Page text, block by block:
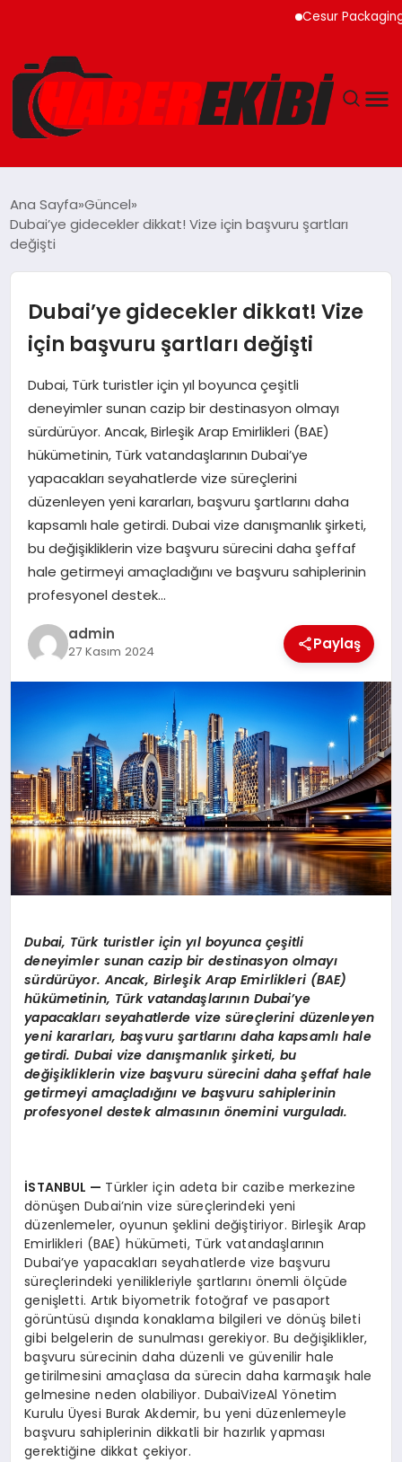
Cesur Packaging,
GÜNCEL
MAGAZIN
SAĞLIK
TEKNOLOJI
YAŞAM
Ana Sayfa Güncel
Dubai’ye gidecekler dikkat! Vize için başvuru şartları
değişti
Dubai’ye gidecekler dikkat! Vize
için başvuru şartları değişti
Dubai, Türk turistler için yıl boyunca çeşitli
deneyimler sunan cazip bir destinasyon olmayı
sürdürüyor. Ancak, Birleşik Arap Emirlikleri (BAE)
hükümetinin, Türk vatandaşlarının Dubai’ye
yapacakları seyahatlerde vize süreçlerini
düzenleyen yeni kararları, başvuru şartlarını daha
kapsamlı hale getirdi. Dubai vize danışmanlık şirketi,
bu değişikliklerin vize başvuru sürecini daha şeffaf
hale getirmeyi amaçladığını ve başvuru sahiplerinin
profesyonel destek…
admin
27 Kasım 2024 Paylaş
Dubai, Türk turistler için yıl boyunca çeşitli
deneyimler sunan cazip bir destinasyon olmayı
sürdürüyor. Ancak, Birleşik Arap Emirlikleri (BAE)
hükümetinin, Türk vatandaşlarının Dubai’ye
yapacakları seyahatlerde vize süreçlerini düzenleyen
yeni kararları, başvuru şartlarını daha kapsamlı hale
getirdi. Dubai vize danışmanlık şirketi, bu
değişikliklerin vize başvuru sürecini daha şeffaf hale
getirmeyi amaçladığını ve başvuru sahiplerinin
profesyonel destek almasının önemini vurguladı.
İSTANBUL — Türkler için adeta bir cazibe merkezine
dönüşen Dubai’nin vize süreçlerindeki yeni
düzenlemeler, oyunun şeklini değiştiriyor. Birleşik Arap
Emirlikleri (BAE) hükümeti, Türk vatandaşlarının
Dubai’ye yapacakları seyahatlerde vize başvuru
süreçlerindeki yenilikleriyle şartlarını önemli ölçüde
genişletti. Artık biyometrik fotoğraf ve pasaport
görüntüsü dışında konaklama bilgileri ve dönüş bileti
gibi belgelerin de sunulması gerekiyor. Bu değişiklikler,
başvuru sürecinin daha düzenli ve güvenilir hale
getirilmesini amaçlasa da sürecin daha karmaşık hale
gelmesine neden olabiliyor. DubaiVizeAl Yönetim
Kurulu Üyesi Burak Akdemir, bu yeni düzenlemeyle
başvuru sahiplerinin dikkatli bir hazırlık yapması
gerektiğine dikkat çekiyor.